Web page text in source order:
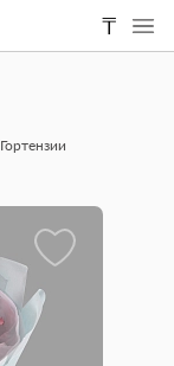
₸
Гортензии